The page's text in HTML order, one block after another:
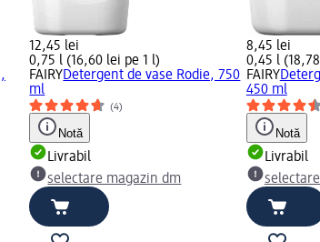
12,45 lei
0,75 l (16,60 lei pe 1 l)
FAIRYDetergent de vase Rodie, 750
ml
(4)
Notă
Livrabil
selectare magazin dm
8,45 lei
0,45 l
FAIRY
450 ml
Notă
Livrabil